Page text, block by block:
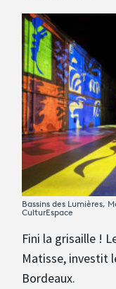
connexion
Avantages
Programme
Bassins des Lumières,
CulturEspace
Fini la grisaille !
Matisse, investit
Bordeaux.